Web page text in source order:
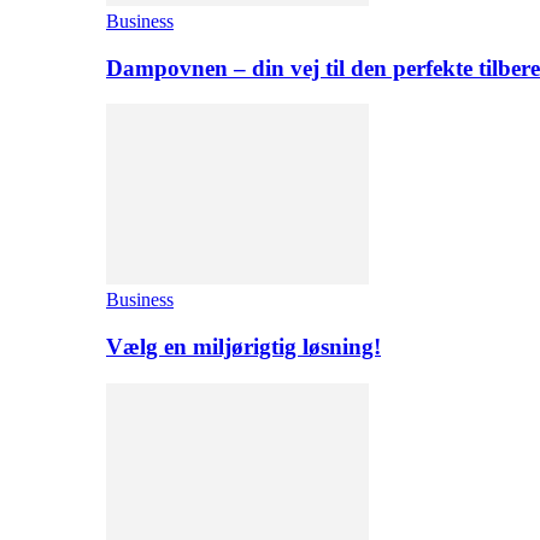
Business
Dampovnen – din vej til den perfekte
Business
Vælg en miljørigtig løsning!